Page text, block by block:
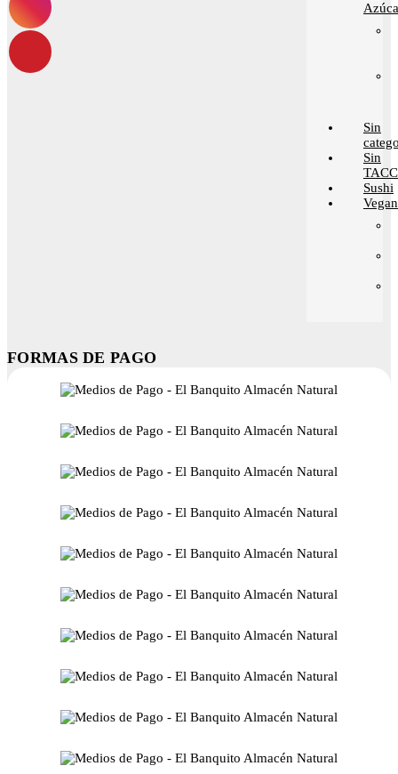
Sin
Sin
TACC
Sushi
FORMAS DE PAGO